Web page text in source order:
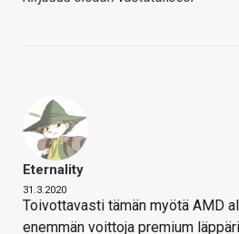
Eternality
31.3.2020
Toivottavasti tämän myötä AMD
enemmän voittoja premium